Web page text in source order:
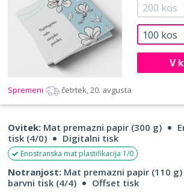
100 kos
200 kos
V
Spremeni četrtek, 20. avgusta
Ovitek: Mat premazni papir (300 g)
tisk (4/0)
Digitalni tisk
Enostranska mat plastifikacija 1/0
Notranjost: Mat premazni papir (110 g)
barvni tisk (4/4)
Offset tisk